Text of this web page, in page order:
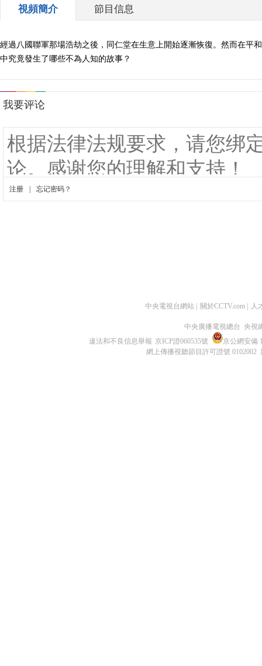
視頻簡介 節目信息
經過八國聯軍那場浩劫之後，同仁堂在生意上開始逐漸恢復。然而在平
中究竟發生了哪些不為人知的故事？
中央電視台網站 關於CCTV.com 人
中央廣播電視總台 央視
違法和不良信息舉報 京ICP證060535號
京公網安備
網上傳播視聽節目許可證號 0102002